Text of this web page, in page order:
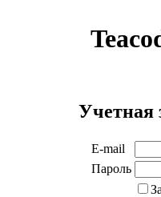
Учетная
E-mail
Пароль